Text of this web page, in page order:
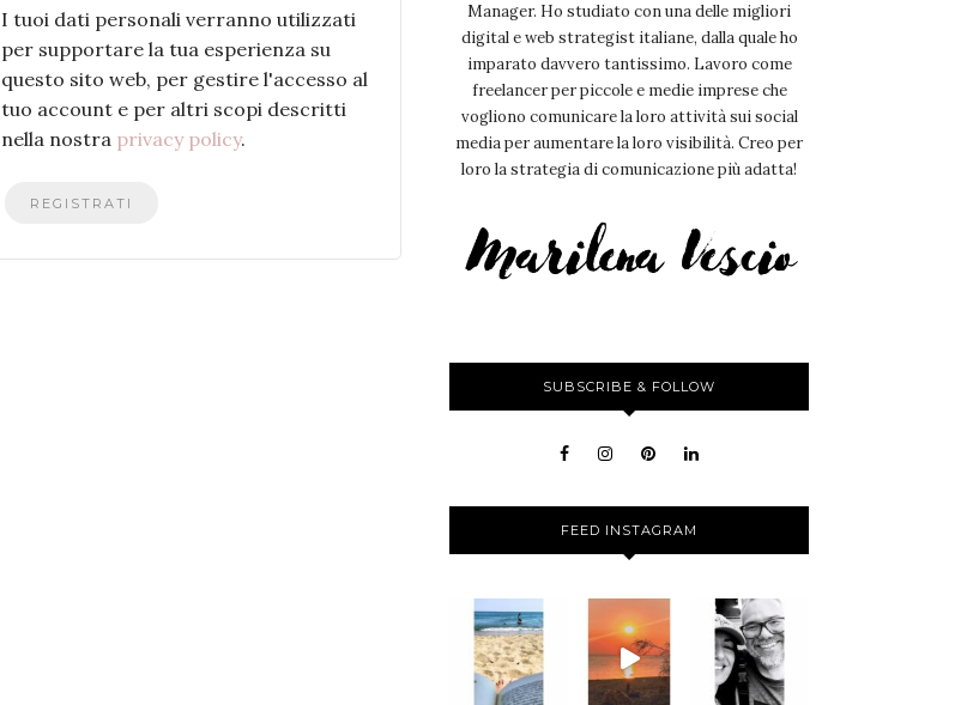
I tuoi dati personali verranno utilizzati
per supportare la tua esperienza su
questo sito web, per gestire l'accesso al
tuo account e per altri scopi descritti
nella nostra privacy policy.
REGISTRATI
Manager. Ho studiato con una delle migliori
digital e web strategist italiane, dalla quale ho
imparato davvero tantissimo. Lavoro come
freelancer per piccole e medie imprese che
vogliono comunicare la loro attività sui social
media per aumentare la loro visibilità. Creo per
loro la strategia di comunicazione più adatta!
SUBSCRIBE & FOLLOW
FEED INSTAGRAM